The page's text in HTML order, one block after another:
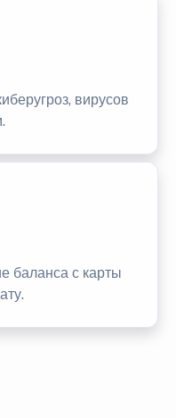
вирусов
баланса с карты